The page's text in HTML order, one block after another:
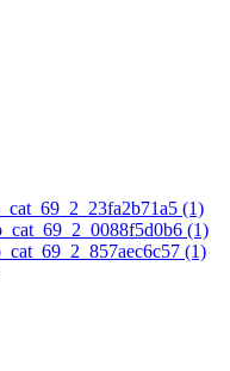
(1)
(1)
(1)